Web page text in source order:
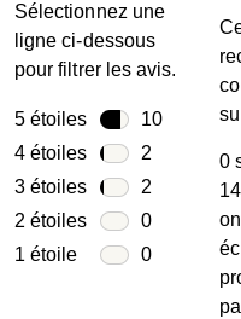
Sélectionnez une
ligne ci-dessous
pour filtrer les avis.
5 étoiles étoiles10
10 avis
4 étoiles étoiles2
2 avis
3 étoiles étoiles2
2 avis avec
2 étoiles étoiles0
0 avis
1 étoile étoiles 0
0 avis
0